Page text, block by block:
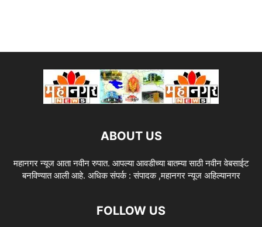
ABOUT US
महानगर न्यूज आता नवीन रुपात. आपल्या आवडीच्या बातम्या साठी नवीन वेबसाईट
बनविण्यात आली आहे. अधिक संपर्क : संपादक ,महानगर न्यूज अहिल्यानगर
FOLLOW US